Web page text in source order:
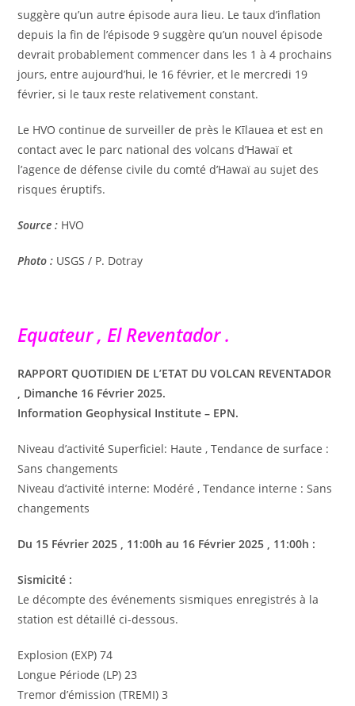
suggère qu’un autre épisode aura lieu. Le taux d’inflation
depuis la fin de l’épisode 9 suggère qu’un nouvel épisode
devrait probablement commencer dans les 1 à 4 prochains
jours, entre aujourd’hui, le 16 février, et le mercredi 19
février, si le taux reste relativement constant.
Le HVO continue de surveiller de près le Kīlauea et est en
contact avec le parc national des volcans d’Hawaï et
l’agence de défense civile du comté d’Hawaï au sujet des
risques éruptifs.
Source : HVO
Photo : USGS / P. Dotray
Equateur , El Reventador .
RAPPORT QUOTIDIEN DE L’ETAT DU VOLCAN REVENTADOR
, Dimanche 16 Février 2025.
Information Geophysical Institute – EPN.
Niveau d’activité Superficiel: Haute , Tendance de surface :
Sans changements
Niveau d’activité interne: Modéré , Tendance interne : Sans
changements
Du 15 Février 2025 , 11:00h au 16 Février 2025 , 11:00h :
Sismicité :
Le décompte des événements sismiques enregistrés à la
station est détaillé ci-dessous.
Explosion (EXP) 74
Longue Période (LP) 23
Tremor d’émission (TREMI) 3